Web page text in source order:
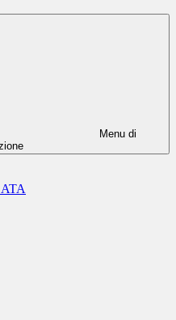
Menu di